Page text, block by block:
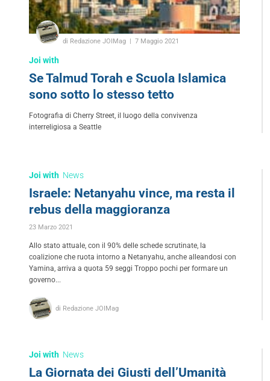
di Redazione JOIMag 7 Maggio 2021
Joi with
Se Talmud Torah e Scuola Islamica
sono sotto lo stesso tetto
Fotografia di Cherry Street, il luogo della convivenza
interreligiosa a Seattle
Joi with News
Israele: Netanyahu vince, ma resta il
rebus della maggioranza
23 Marzo 2021
Allo stato attuale, con il 90% delle schede scrutinate, la
coalizione che ruota intorno a Netanyahu, anche alleandosi con
Yamina, arriva a quota 59 seggi Troppo pochi per formare un
governo...
di Redazione JOIMag
Joi with News
La Giornata dei Giusti dell’Umanità